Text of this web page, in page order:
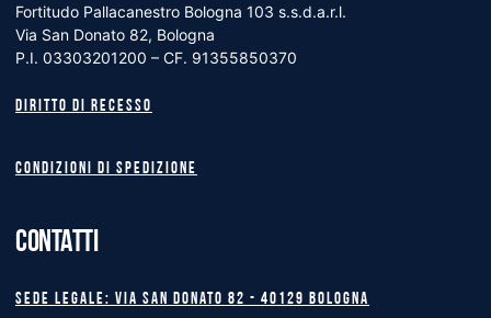
Fortitudo Pallacanestro Bologna 103 s.s.d.a.r.l.
Via San Donato 82, Bologna
P.I. 03303201200 – CF. 91355850370
Diritto di recesso
Condizioni di spedizione
CONTATTI
Sede legale: Via San Donato 82 - 40129 BOLOGNA